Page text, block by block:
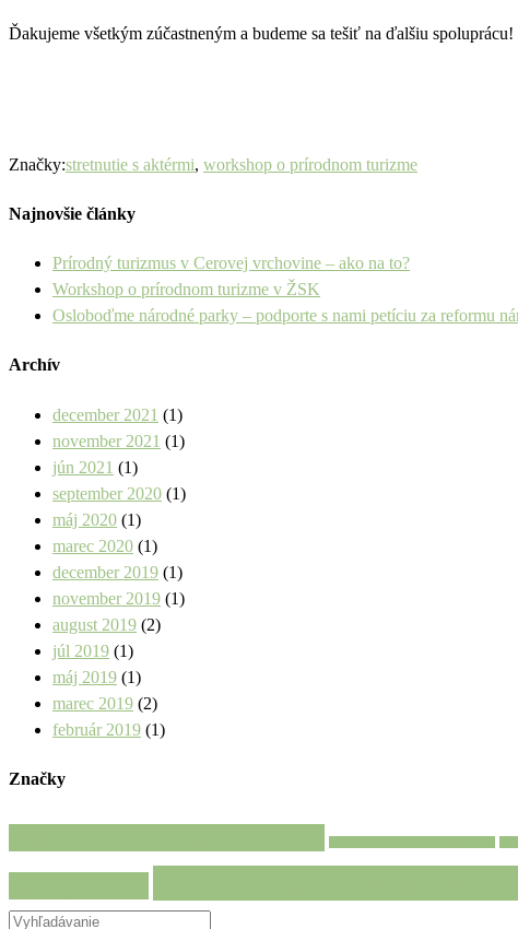
Ďakujeme všetkým zúčastneným a budeme sa tešiť na ďalšiu spoluprácu!
Značky:stretnutie s aktérmi, workshop o prírodnom turizme
Najnovšie články
Prírodný turizmus v Cerovej vrchovine – ako na to?
Workshop o prírodnom turizme v ŽSK
Osloboďme národné parky – podporte s nami petíciu za reformu
Archív
december 2021 (1)
november 2021 (1)
jún 2021 (1)
september 2020 (1)
máj 2020 (1)
marec 2020 (1)
december 2019 (1)
november 2019 (1)
august 2019 (2)
júl 2019 (1)
máj 2019 (1)
marec 2019 (2)
február 2019 (1)
Značky